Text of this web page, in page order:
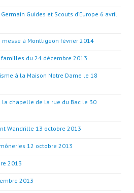
Guides et Scouts d’Europe 6 avril
messe à Montligeon février 2014
du 24 décembre 2013
à la Maison Notre Dame le 18
la chapelle de la rue du Bac le 30
Wandrille 13 octobre 2013
12 octobre 2013
2013
2013